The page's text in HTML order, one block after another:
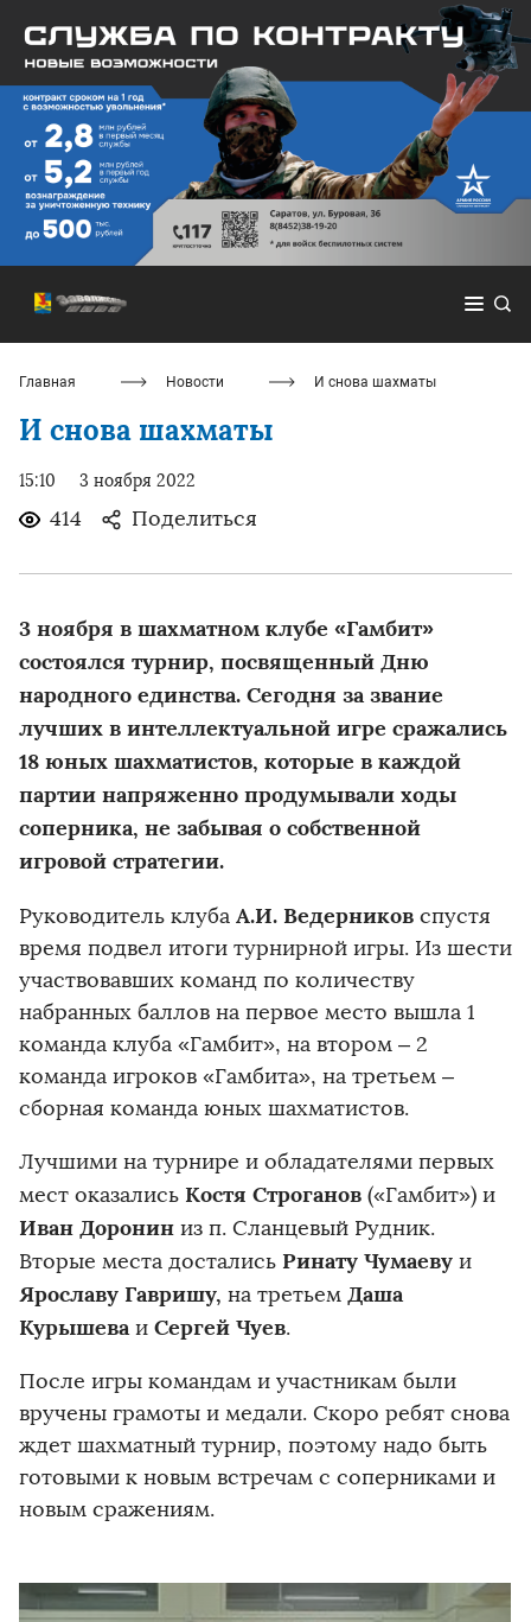
Главная Новости И снова шахматы
И снова шахматы
15:10 3 ноября 2022
414 Поделиться
3 ноября в шахматном клубе «Гамбит»
состоялся турнир, посвященный Дню
народного единства. Сегодня за звание
лучших в интеллектуальной игре сражались
18 юных шахматистов, которые в каждой
партии напряженно продумывали ходы
соперника, не забывая о собственной
игровой стратегии.
Руководитель клуба А.И. Ведерников спустя
время подвел итоги турнирной игры. Из шести
участвовавших команд по количеству
набранных баллов на первое место вышла 1
команда клуба «Гамбит», на втором – 2
команда игроков «Гамбита», на третьем –
сборная команда юных шахматистов.
Лучшими на турнире и обладателями первых
мест оказались Костя Строганов («Гамбит») и
Иван Доронин из п. Сланцевый Рудник.
Вторые места достались Ринату Чумаеву и
Ярославу Гавришу, на третьем Даша
Курышеваи Сергей Чуев.
После игры командам и участникам были
вручены грамоты и медали. Скоро ребят снова
ждет шахматный турнир, поэтому надо быть
готовыми к новым встречам с соперниками и
новым сражениям.